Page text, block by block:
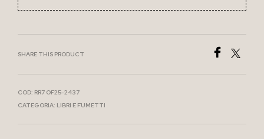
SHARE THIS PRODUCT
COD: RR7 OF25-2437
CATEGORIA: LIBRI E FUMETTI